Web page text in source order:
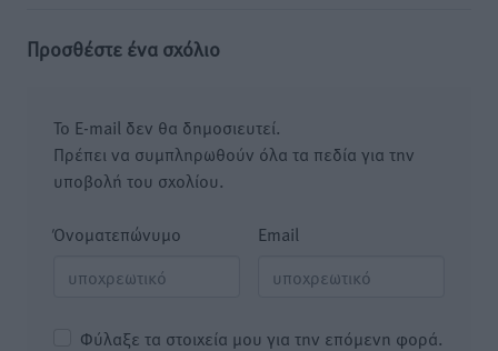
Προσθέστε ένα σχόλιο
Το E-mail δεν θα δημοσιευτεί.
Πρέπει να συμπληρωθούν όλα τα πεδία για την
υποβολή του σχολίου.
Όνοματεπώνυμο Email
Φύλαξε τα στοιχεία μου για την επόμενη φορά.